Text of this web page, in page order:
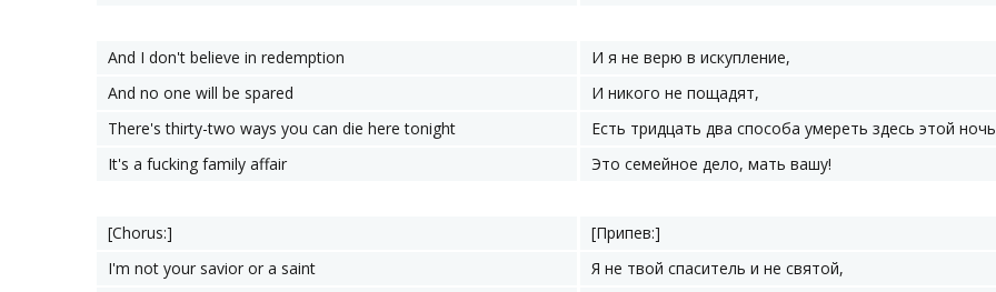
And I don't believe in redemption
И я не верю в искупление,
And no one will be spared
И никого не пощадят,
There's thirty-two ways you can die here tonight
Есть тридцать два способа умереть здесь этой
It's a fucking family affair
Это семейное дело, мать вашу!
[Chorus:]
[Припев:]
I'm not your savior or a saint
Я не твой спаситель и не святой,